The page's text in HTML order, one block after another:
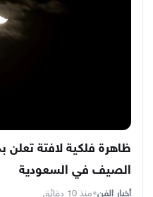
ظاهرة فلكية لافتة تعلن
الصيف في السعودية
أخبار الفن•منذ 10 دقائق